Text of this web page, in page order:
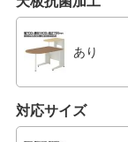
あり
対応サイズ